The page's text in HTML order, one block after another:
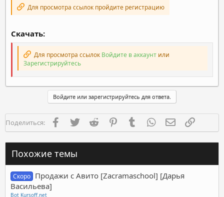
Для просмотра ссылок пройдите регистрацию
Скачать:
Для просмотра ссылок Войдите в аккаунт или
Зарегистрируйтесь
Войдите или зарегистрируйтесь для ответа.
Поделиться: FacebookTwitter Reddit PinterestTumblr WhatsAppЭлектронная
Похожие темы
Скоро Продажи с Авито [Zacramaschool] [Дарья
Васильева]
Bot Kursoff.net